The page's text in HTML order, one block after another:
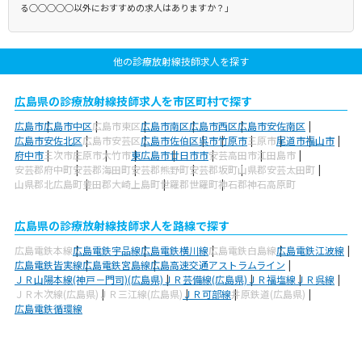
る○○○○○以外におすすめの求人はありますか？」
他の診療放射線技師求人を探す
広島県の診療放射線技師求人を市区町村で探す
広島市広島市中区広島市東区広島市南区広島市西区広島市安佐南区
広島市安佐北区広島市安芸区広島市佐伯区呉市竹原市三原市尾道市福山市
府中市三次市庄原市大竹市東広島市廿日市市安芸高田市江田島市
安芸郡府中町安芸郡海田町安芸郡熊野町安芸郡坂町山県郡安芸太田町
山県郡北広島町豊田郡大崎上島町世羅郡世羅町神石郡神石高原町
広島県の診療放射線技師求人を路線で探す
広島電鉄本線広島電鉄宇品線広島電鉄横川線広島電鉄白島線広島電鉄江波線
広島電鉄皆実線広島電鉄宮島線広島高速交通アストラムライン
ＪＲ山陽本線(神戸－門司)(広島県)ＪＲ芸備線(広島県)ＪＲ福塩線ＪＲ呉線
ＪＲ木次線(広島県) ＪＲ三江線(広島県)ＪＲ可部線井原鉄道(広島県)
広島電鉄循環線